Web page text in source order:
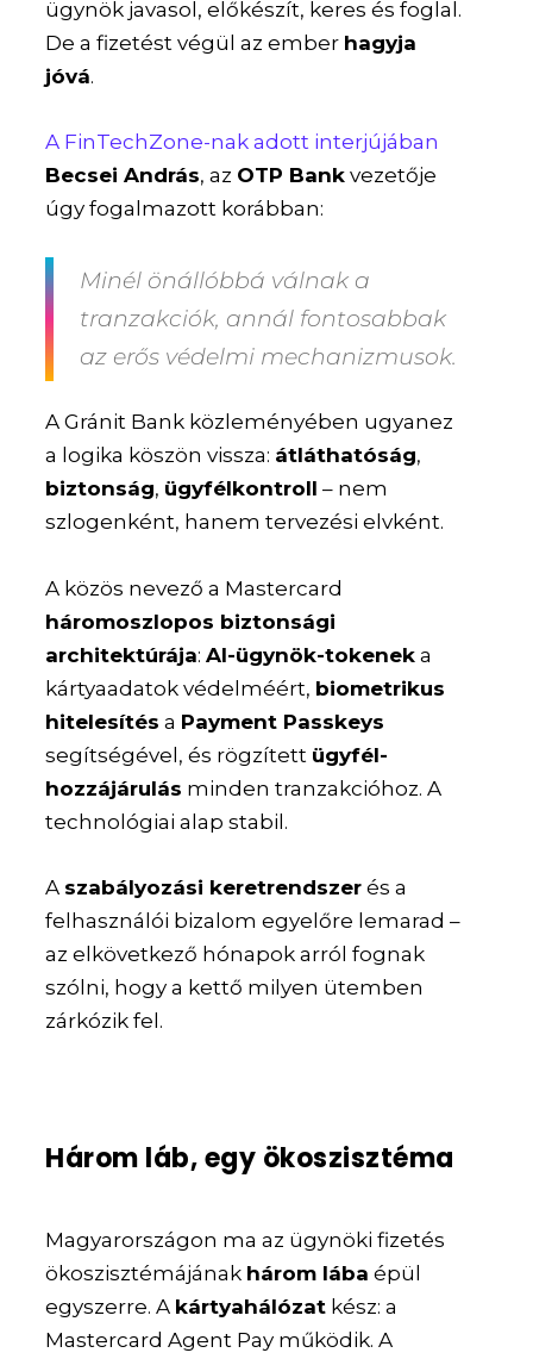
ügynök javasol, előkészít, keres és foglal.
De a fizetést végül az ember hagyja
jóvá.
A FinTechZone-nak adott interjújában
Becsei András, az OTP Bank vezetője
úgy fogalmazott korábban:
Minél önállóbbá válnak a
tranzakciók, annál fontosabbak
az erős védelmi mechanizmusok.
A Gránit Bank közleményében ugyanez
a logika köszön vissza: átláthatóság,
biztonság, ügyfélkontroll – nem
szlogenként, hanem tervezési elvként.
A közös nevező a Mastercard
háromoszlopos biztonsági
architektúrája:AI-ügynök-tokenek a
kártyaadatok védelméért, biometrikus
hitelesítés a Payment Passkeys
segítségével, és rögzített ügyfél-
hozzájárulás minden tranzakcióhoz. A
technológiai alap stabil.
A szabályozási keretrendszer és a
felhasználói bizalom egyelőre lemarad –
az elkövetkező hónapok arról fognak
szólni, hogy a kettő milyen ütemben
zárkózik fel.
Három láb, egy ökoszisztéma
Magyarországon ma az ügynöki fizetés
ökoszisztémájának három lába épül
egyszerre. A kártyahálózat kész: a
Mastercard Agent Pay működik. A